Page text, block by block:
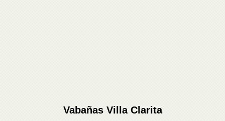
Vabañas Villa Clarita